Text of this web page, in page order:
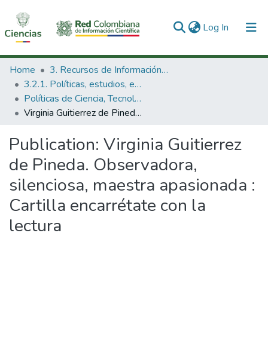
Log In (current)
Communities & Collections
All of DSpace
Statistics
Home
3. Recursos de Información Científica y Tecnológica
3.2.1. Políticas, estudios, evaluaciones e indicadores de CTeI
Políticas de Ciencia, Tecnología e Innovación
Virginia Guitierrez de Pineda. Observadora, silenciosa, maestra apasionada : Cartilla encarrétate con la lectura
Publication: Virginia Guitierrez
de Pineda. Observadora,
silenciosa, maestra apasionada :
Cartilla encarrétate con la
lectura